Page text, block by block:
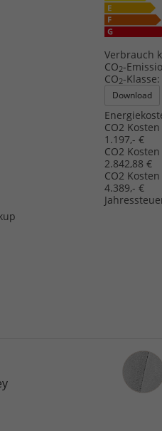
Verbrauch
CO2-
CO2-Klasse:
Download
CO2
1.197,- €
CO2
2.842,88 €
CO2
4.389,- €